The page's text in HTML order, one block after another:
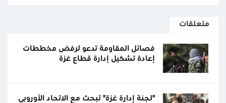
متعلقات
فصائل المقاومة تدعو لرفض مخططات
إعادة تشكيل إدارة قطاع غزة
"لجنة إدارة غزة" تبحث مع الاتحاد الأوروبي